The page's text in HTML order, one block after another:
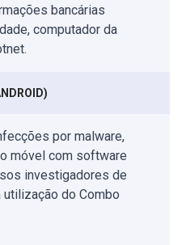
bancárias
computador da
por malware,
móvel com software
investigadores de
utilização do Combo